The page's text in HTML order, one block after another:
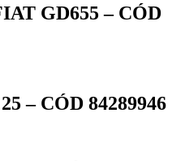
GD655 – CÓD
– CÓD 84289946